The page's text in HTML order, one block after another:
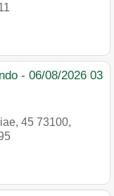
- 06/08/2026 03
45 73100,